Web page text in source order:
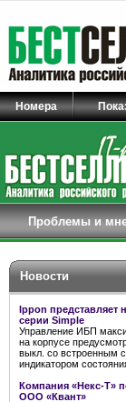
Номера
Проблемы и
Новости
Ippon представляет
серии Simple
Управление ИБП
на корпусе
выкл. со встроенным
индикатором
Компания «Некс-Т»
ООО «Квант»